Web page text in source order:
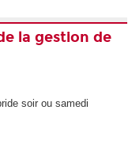
la gestion de
soir ou samedi